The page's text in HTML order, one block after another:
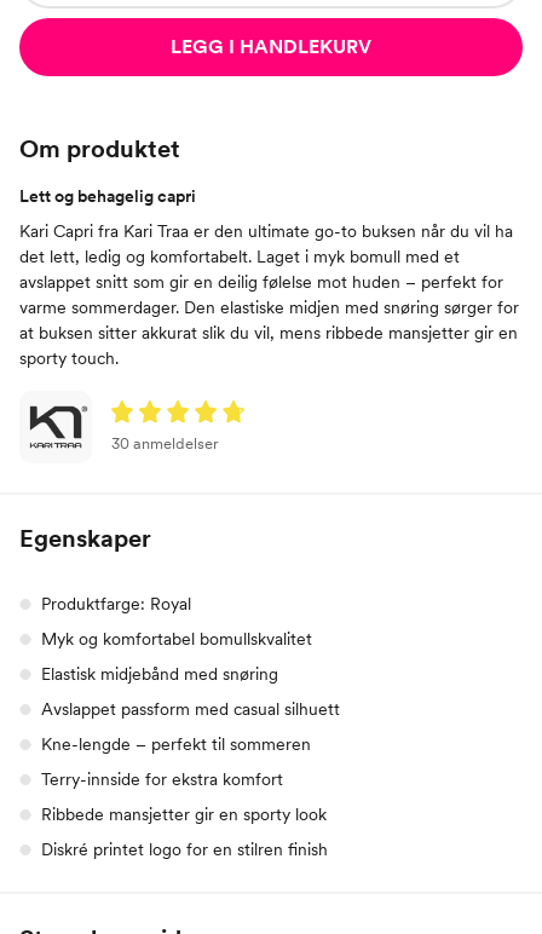
LEGG I HANDLEKURV
Om produktet
Lett og behagelig capri
Kari Capri fra Kari Traa er den ultimate go-to buksen når du vil ha
det lett, ledig og komfortabelt. Laget i myk bomull med et
avslappet snitt som gir en deilig følelse mot huden – perfekt for
varme sommerdager. Den elastiske midjen med snøring sørger for
at buksen sitter akkurat slik du vil, mens ribbede mansjetter gir en
sporty touch.
30 anmeldelser
Egenskaper
Produktfarge: Royal
Myk og komfortabel bomullskvalitet
Elastisk midjebånd med snøring
Avslappet passform med casual silhuett
Kne-lengde – perfekt til sommeren
Terry-innside for ekstra komfort
Ribbede mansjetter gir en sporty look
Diskré printet logo for en stilren finish